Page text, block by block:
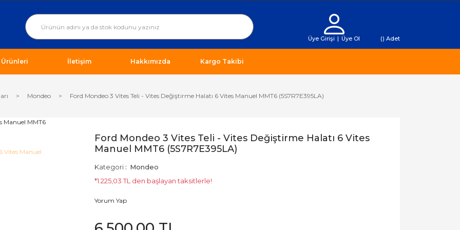
Üye Girişi | Üye Ol () Adet
Ürünleri İletişim Hakkımızda Kargo Takibi
Mondeo Ford Mondeo 3 Vites Teli - Vites Değiştirme Halatı 6 Vites Manuel MMT6 (5S7R7E395LA)
Ford Mondeo 3 Vites Teli - Vites Değiştirme Halatı 6 Vites
Manuel MMT6 (5S7R7E395LA)
Kategori
Mondeo
*1.225,03 TL den başlayan taksitlerle!
Yorum Yap